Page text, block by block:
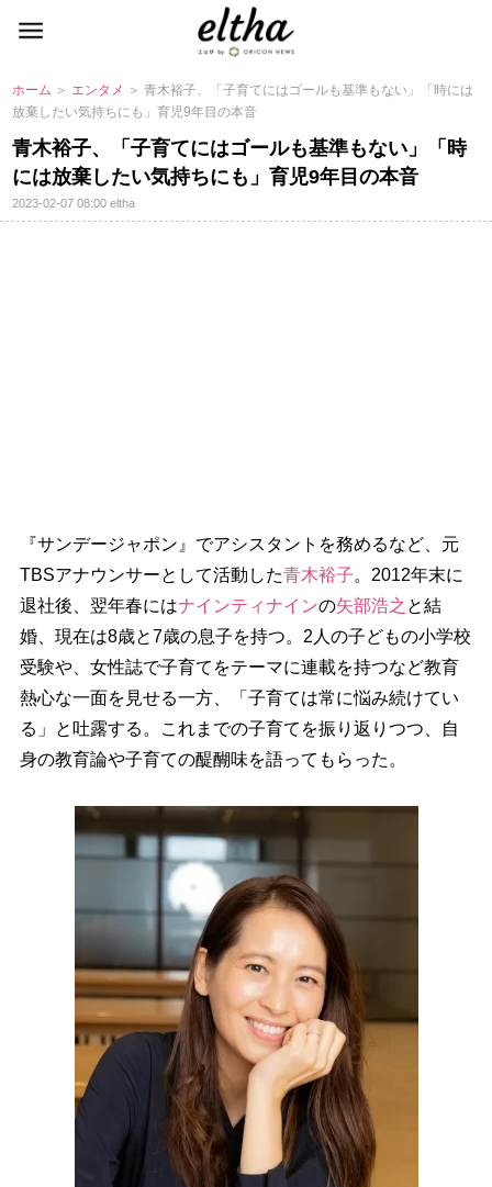
ホーム ＞ エンタメ ＞ 青木裕子、「子育てにはゴールも基準もない」「時には
放棄したい気持ちにも」育児9年目の本音
青木裕子、「子育てにはゴールも基準もない」「時
には放棄したい気持ちにも」育児9年目の本音
2023-02-07 08:00eltha
『サンデージャポン』でアシスタントを務めるなど、元
TBSアナウンサーとして活動した青木裕子。2012年末に
退社後、翌年春にはナインティナインの矢部浩之 と結
婚、現在は8歳と7歳の息子を持つ。2人の子どもの小学校
受験や、女性誌で子育てをテーマに連載を持つなど教育
熱心な一面を見せる一方、「子育ては常に悩み続けてい
る」と吐露する。これまでの子育てを振り返りつつ、自
身の教育論や子育ての醍醐味を語ってもらった。